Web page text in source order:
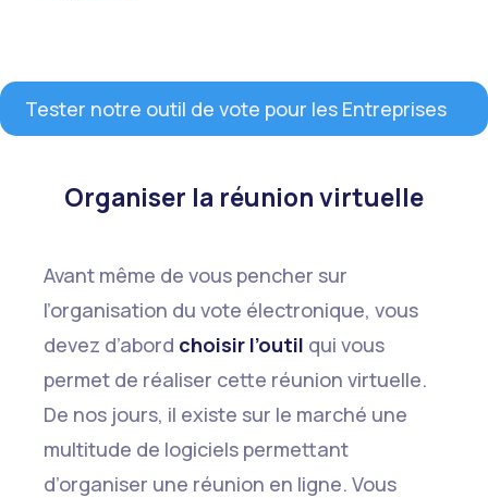
Tester notre outil de vote pour les Entreprises
Organiser la réunion virtuelle
Avant même de vous pencher sur
l’organisation du vote électronique, vous
devez d’abord choisir l’outil qui vous
permet de réaliser cette réunion virtuelle.
De nos jours, il existe sur le marché une
multitude de logiciels permettant
d’organiser une réunion en ligne. Vous